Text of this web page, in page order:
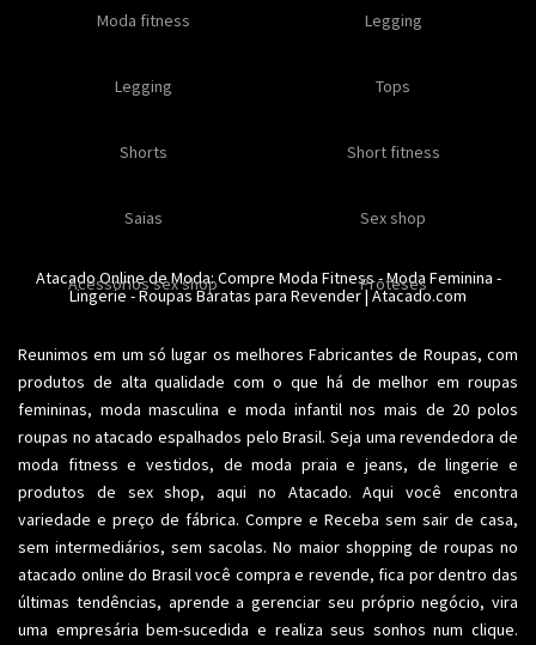
Especial natal Toda loja
Feminino Moda feminina
Moda feminina Moda íntima
Moda fitness Moda praia
Plus size Acessórios femininos
Masculino Moda masculino
Moda masculina Moda intima masculina
Acessórios masculinos Moda íntima
Calcinhas Soutiens
Conjuntos Modeladores
Moda fitness Legging
Legging Tops
Shorts Short fitness
Saias Sex shop
Acessorios sex shop Proteses
Oleos e cremes Comestiveis
Kits Lançamentos
Ofertas Roupas para revender
Atacado Online de Moda: Compre Moda Fitness-Moda Feminina -
Lingerie-Roupas Baratas para Revender| Atacado.com
Reunimos em um só lugar os melhoresFabricantes de Roupas, com
produtos de alta qualidade com o que há de melhor em roupas
femininas, moda masculina e moda infantil nos mais de 20 polos
roupas no atacado espalhados pelo Brasil. Seja uma revendedora de
moda fitness e vestidos, de moda praia e jeans, de lingerie e
produtos de sex shop, aqui no Atacado. Aqui você encontra
variedade e preço de fábrica. Compre e Receba sem sair de casa,
sem intermediários, sem sacolas. No maior shopping de roupas no
atacado online do Brasil você compra e revende, fica por dentro das
últimas tendências, aprende a gerenciar seu próprio negócio, vira
uma empresária bem-sucedida e realiza seus sonhos num clique.